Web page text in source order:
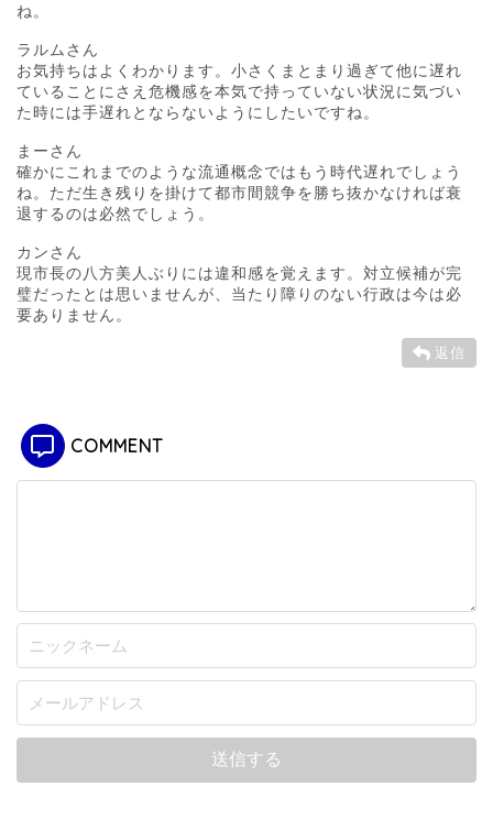
ね。
ラルムさん
お気持ちはよくわかります。小さくまとまり過ぎて他に遅れ
ていることにさえ危機感を本気で持っていない状況に気づい
た時には手遅れとならないようにしたいですね。
まーさん
確かにこれまでのような流通概念ではもう時代遅れでしょう
ね。ただ生き残りを掛けて都市間競争を勝ち抜かなければ衰
退するのは必然でしょう。
カンさん
現市長の八方美人ぶりには違和感を覚えます。対立候補が完
璧だったとは思いませんが、当たり障りのない行政は今は必
要ありません。
返信
COMMENT